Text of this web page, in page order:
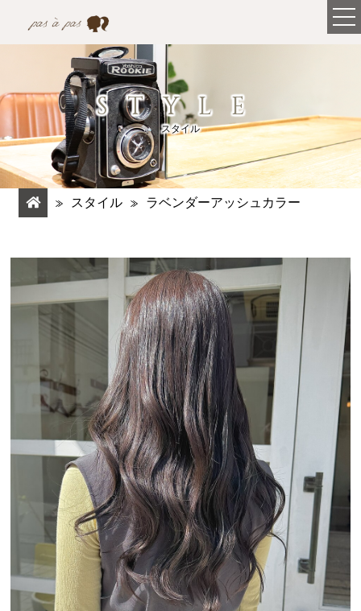
STYLE
スタイル
スタイル ラベンダーアッシュカラー